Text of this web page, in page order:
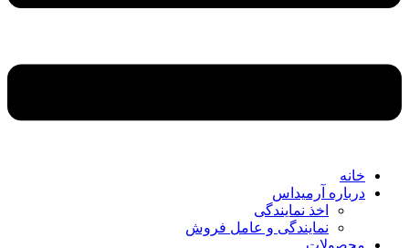
خانه
درباره آرمیداس
اخذ نمایندگی
نمایندگی و عامل فروش